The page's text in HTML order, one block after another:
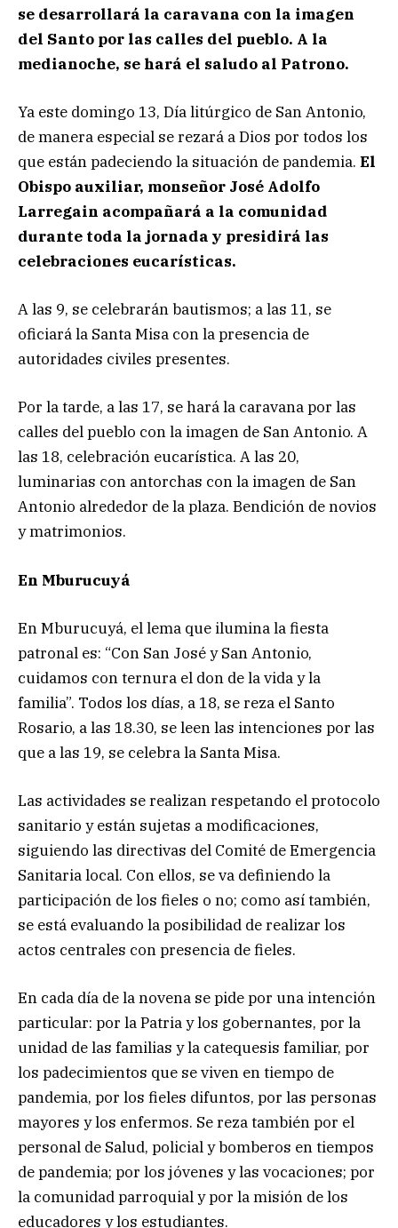
se desarrollará la caravana con la imagen
del Santo por las calles del pueblo. A la
medianoche, se hará el saludo al Patrono.
Ya este domingo 13, Día litúrgico de San Antonio,
de manera especial se rezará a Dios por todos los
que están padeciendo la situación de pandemia. El
Obispo auxiliar, monseñor José Adolfo
Larregain acompañará a la comunidad
durante toda la jornada y presidirá las
celebraciones eucarísticas.
A las 9, se celebrarán bautismos; a las 11, se
oficiará la Santa Misa con la presencia de
autoridades civiles presentes.
Por la tarde, a las 17, se hará la caravana por las
calles del pueblo con la imagen de San Antonio. A
las 18, celebración eucarística. A las 20,
luminarias con antorchas con la imagen de San
Antonio alrededor de la plaza. Bendición de novios
y matrimonios.
En Mburucuyá
En Mburucuyá, el lema que ilumina la fiesta
patronal es: “Con San José y San Antonio,
cuidamos con ternura el don de la vida y la
familia”. Todos los días, a 18, se reza el Santo
Rosario, a las 18.30, se leen las intenciones por las
que a las 19, se celebra la Santa Misa.
Las actividades se realizan respetando el protocolo
sanitario y están sujetas a modificaciones,
siguiendo las directivas del Comité de Emergencia
Sanitaria local. Con ellos, se va definiendo la
participación de los fieles o no; como así también,
se está evaluando la posibilidad de realizar los
actos centrales con presencia de fieles.
En cada día de la novena se pide por una intención
particular: por la Patria y los gobernantes, por la
unidad de las familias y la catequesis familiar, por
los padecimientos que se viven en tiempo de
pandemia, por los fieles difuntos, por las personas
mayores y los enfermos. Se reza también por el
personal de Salud, policial y bomberos en tiempos
de pandemia; por los jóvenes y las vocaciones; por
la comunidad parroquial y por la misión de los
educadores y los estudiantes.